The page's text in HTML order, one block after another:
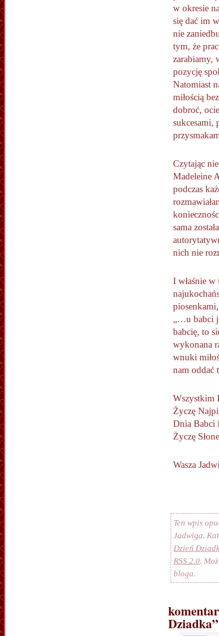
w okresie
się dać im
nie
tym, że
zarabiamy,
pozycję
Natomiast
miłością
dobroć,
sukcesami,
Czytając
Madeleine
podczas
sama
nich nie
I właśnie
„…u babci
babcię, to
wykonana
wnuki
nam oddać
Wszystkim
Życzę
Dnia Babci
Życzę
Wasza
Ten wpis
Jadwiga.
Dzień
RSS 2.0.
bloga.
Dziadka”